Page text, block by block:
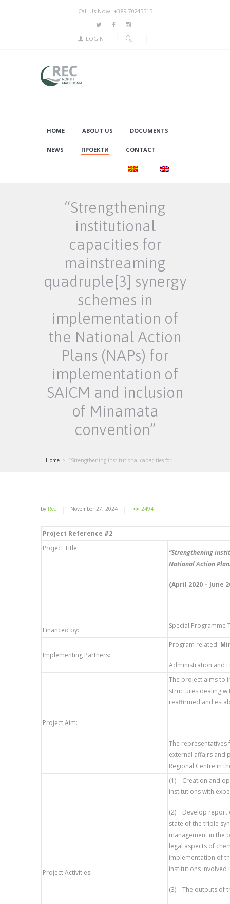
Call Us Now: +389.70245515
LOGIN
HOME ABOUT US DOCUMENTS
NEWS ПРОЕКТИ CONTACT
“Strengthening
institutional
capacities for
mainstreaming
quadruple[3] synergy
schemes in
implementation of
the National Action
Plans (NAPs) for
implementation of
SAICM and inclusion
of Minamata
convention”
Home “Strengthening institutional capacities for...
by Rec November 27, 2024 2494
Project Reference #2
Project Title:
Financed by:
“Strengthening
National Action
(April 2020 – June
Special Programme
Implementing Partners:
Program related:
Administration and
Project Aim:
The project aims to
structures dealing
reaffirmed and
The representatives
external affairs and
Regional Centre in
Project Activities:
(1) Creation and
institutions with
(2) Develop report
state of the triple
management in the
legal aspects of
implementation of
institutions involved
(3) The outputs of